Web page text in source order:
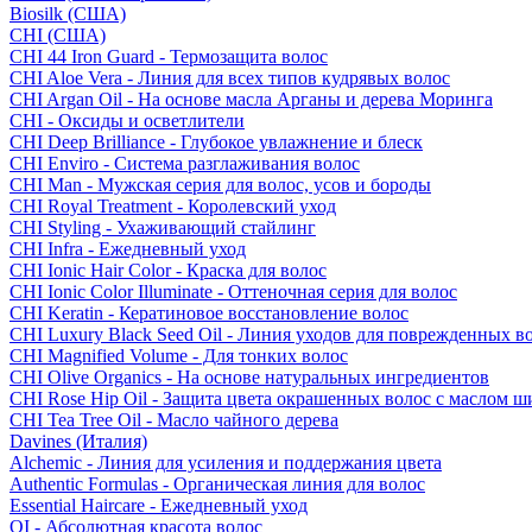
Biosilk (США)
CHI (США)
CHI 44 Iron Guard - Термозащита волос
CHI Aloe Vera - Линия для всех типов кудрявых волос
CHI Argan Oil - На основе масла Арганы и дерева Моринга
CHI - Оксиды и осветлители
CHI Deep Brilliance - Глубокое увлажнение и блеск
CHI Enviro - Система разглаживания волос
CHI Man - Мужская серия для волос, усов и бороды
CHI Royal Treatment - Королевский уход
CHI Styling - Ухаживающий стайлинг
CHI Infra - Ежедневный уход
CHI Ionic Hair Color - Краска для волос
CHI Ionic Color Illuminate - Оттеночная серия для волос
CHI Keratin - Кератиновое восстановление волос
CHI Luxury Black Seed Oil - Линия уходов для поврежденных
CHI Magnified Volume - Для тонких волос
CHI Olive Organics - На основе натуральных ингредиентов
CHI Rose Hip Oil - Защита цвета окрашенных волос с маслом
CHI Tea Tree Oil - Масло чайного дерева
Davines (Италия)
Alchemic - Линия для усиления и поддержания цвета
Authentic Formulas - Органическая линия для волос
Essential Haircare - Eжедневный уход
OI - Абсолютная красота волос